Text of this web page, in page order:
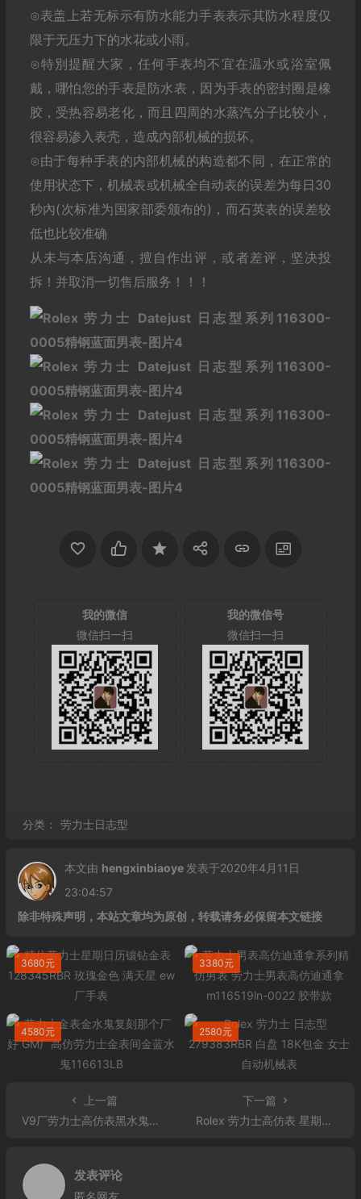
⊙表盖上若无标示有防水能力手表表示其防水程度仅
限于无压力下的水花或小雨。
⊙特別提醒大家，任何手表均不宜在温水或浴室佩
戴，哪怕您的手表是防水表，因为手表的密封圈是橡
胶，受热容易老化，而且四周的水蒸汽分子比较小，
很容易渗入表壳，造成內部机械的损坏。
⊙由于每种手表的内部机械的构造都不同，在正常的
使用状态下，机械表或机械全自动表的误差为每日30
秒內(次标准为国家部委颁布的)，而石英表的误差较
低也比较准确
从未与本店沟通，擅自作出评，或者差评，坚决投
拆！并取消一切售后服务！！！
我的微信
微信扫一扫
我的微信号
微信扫一扫
分类： 劳力士日志型
本文由 hengxinbiaoye 发表于2020年4月11日
23:04:57
除非特殊声明，本站文章均为原创，转载请务必保留本文链接
3680元 3380元
4580元 2580元
上一篇
V9厂劳力士高仿表黑水鬼价格 V9厂3135机芯劳力士高仿表黑水鬼904L钢116610LN
下一篇
Rolex 劳力士高仿表 星期日历型系列218399 满天星 条丁刻度
发表评论
匿名网友